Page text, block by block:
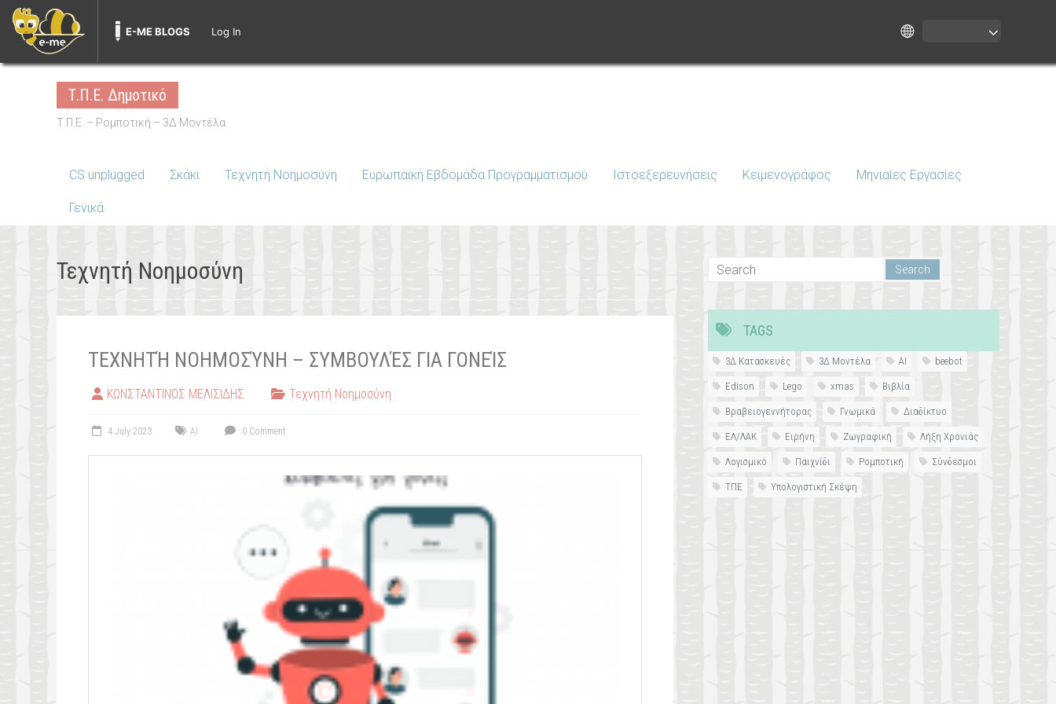
E-ME BLOGS Log In
Skip
Τ.Π.Ε. Δημοτικό
Τ.Π.Ε. – Ρομποτική – 3Δ Μοντέλα
CS unplugged Σκάκι Τεχνητή Νοημοσύνη Ευρωπαϊκή Εβδομάδα Προγραμματισμού Ιστοεξερευνήσεις Κειμενογράφος Μηνιαίες Εργασίες
Γενικά
Τεχνητή Νοημοσύνη
ΤΕΧΝΗΤΉ ΝΟΗΜΟΣΎΝΗ – ΣΥΜΒΟΥΛΈΣ ΓΙΑ ΓΟΝΕΊΣ
ΚΩΝΣΤΑΝΤΙΝΟΣ ΜΕΛΙΣΙΔΗΣ Τεχνητή Νοημοσύνη
4 July 2023 AI 0 Comment
TAGS
3Δ Κατασκευές 3Δ Μοντέλα AI beebot
Edison Lego xmas Βιβλία
Βραβειογεννήτορας Γνωμικά Διαδίκτυο
ΕΛ/ΛΑΚ Ειρήνη Ζωγραφική Λήξη Χρονιάς
Λογισμικό Παιχνίδι Ρομποτική Σύνδεσμοι
ΤΠΕ Υπολογιστική Σκέψη